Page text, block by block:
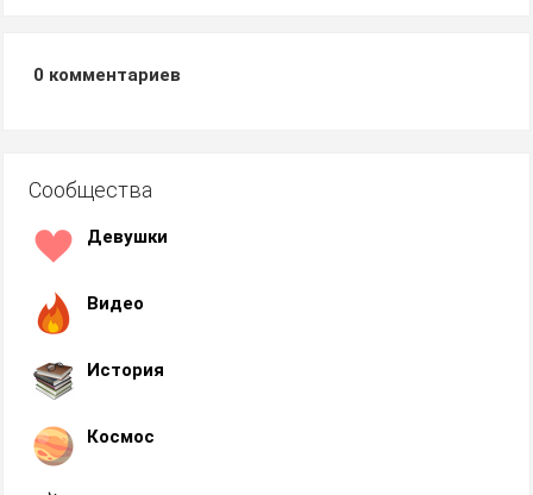
0 комментариев
Сообщества
Девушки
Видео
История
Космос